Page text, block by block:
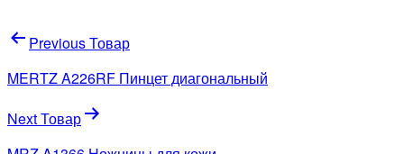
Навигация
по
записям
Previous Товар
MERTZ A226RF Пинцет диагональный
Next Товар